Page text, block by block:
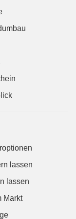
lassen
lassen
Markt